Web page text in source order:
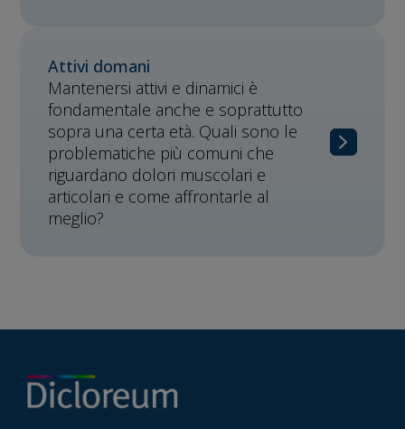
Attivi domani
Mantenersi attivi e dinamici è
fondamentale anche e soprattutto
sopra una certa età. Quali sono le
problematiche più comuni che
riguardano dolori muscolari e
articolari e come affrontarle al
meglio?